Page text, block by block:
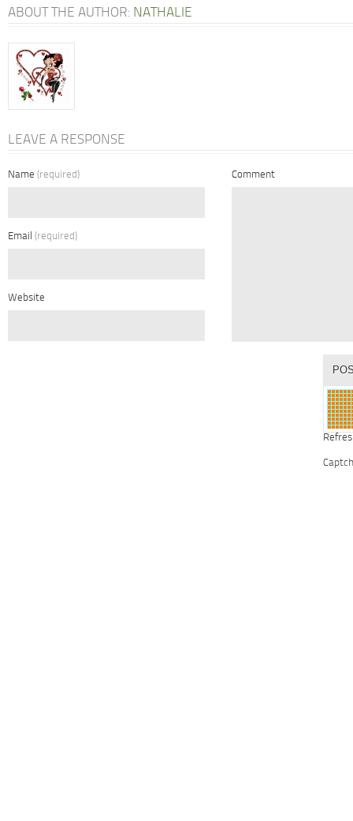
ABOUT THE AUTHOR: NATHALIE
LEAVE A RESPONSE
Name (required)
Email (required)
Website
Comment